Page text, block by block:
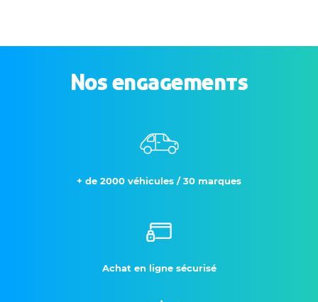
Nos engagements
+ de 2000 véhicules / 30 marques
Achat en ligne sécurisé